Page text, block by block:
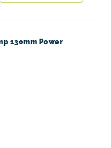
130mm Power